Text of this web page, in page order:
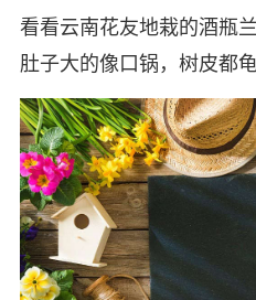
看看云南花友地栽的酒瓶
肚子大的像口锅，树皮都龟